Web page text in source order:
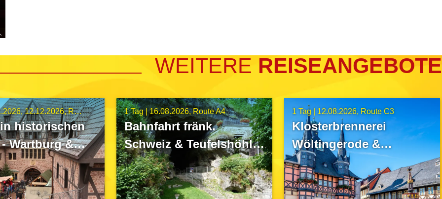
WEITERE REISEANGEBOTE
1 Tag | 12.08.2026 Route C3
Klosterbrennerei
Wöltingerode &
Wernigerode
1 Tag |16.08.2026 Route A4
Bahnfahrt fränk.
Schweiz & Teufelshöhle
Pottenstein
12.12.2026 Route C3
historischen
Wartburg &